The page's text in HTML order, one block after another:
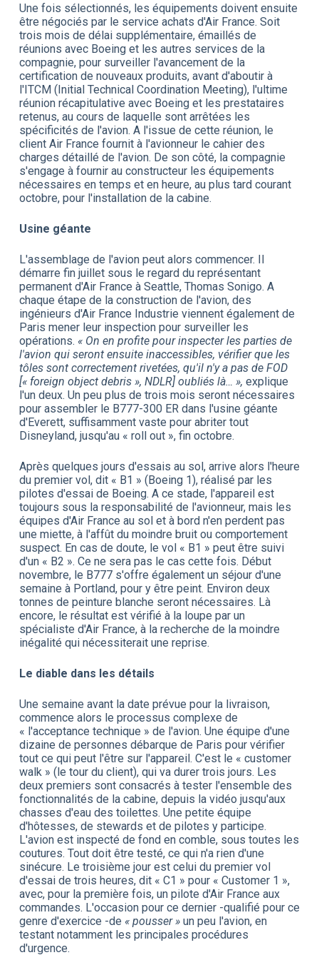
Une fois sélectionnés, les équipements doivent ensuite
être négociés par le service achats d'Air France. Soit
trois mois de délai supplémentaire, émaillés de
réunions avec Boeing et les autres services de la
compagnie, pour surveiller l'avancement de la
certification de nouveaux produits, avant d'aboutir à
l'ITCM (Initial Technical Coordination Meeting), l'ultime
réunion récapitulative avec Boeing et les prestataires
retenus, au cours de laquelle sont arrêtées les
spécificités de l'avion. A l'issue de cette réunion, le
client Air France fournit à l'avionneur le cahier des
charges détaillé de l'avion. De son côté, la compagnie
s'engage à fournir au constructeur les équipements
nécessaires en temps et en heure, au plus tard courant
octobre, pour l'installation de la cabine.
Usine géante
L'assemblage de l'avion peut alors commencer. Il
démarre fin juillet sous le regard du représentant
permanent d'Air France à Seattle, Thomas Sonigo. A
chaque étape de la construction de l'avion, des
ingénieurs d'Air France Industrie viennent également de
Paris mener leur inspection pour surveiller les
opérations. « On en profite pour inspecter les parties de
l'avion qui seront ensuite inaccessibles, vérifier que les
tôles sont correctement rivetées, qu'il n'y a pas de FOD
[« foreign object debris », NDLR] oubliés là… », explique
l'un deux. Un peu plus de trois mois seront nécessaires
pour assembler le B777-300 ER dans l'usine géante
d'Everett, suffisamment vaste pour abriter tout
Disneyland, jusqu'au « roll out », fin octobre.
Après quelques jours d'essais au sol, arrive alors l'heure
du premier vol, dit « B1 » (Boeing 1), réalisé par les
pilotes d'essai de Boeing. A ce stade, l'appareil est
toujours sous la responsabilité de l'avionneur, mais les
équipes d'Air France au sol et à bord n'en perdent pas
une miette, à l'affût du moindre bruit ou comportement
suspect. En cas de doute, le vol « B1 » peut être suivi
d'un « B2 ». Ce ne sera pas le cas cette fois. Début
novembre, le B777 s'offre également un séjour d'une
semaine à Portland, pour y être peint. Environ deux
tonnes de peinture blanche seront nécessaires. Là
encore, le résultat est vérifié à la loupe par un
spécialiste d'Air France, à la recherche de la moindre
inégalité qui nécessiterait une reprise.
Le diable dans les détails
Une semaine avant la date prévue pour la livraison,
commence alors le processus complexe de
« l'acceptance technique » de l'avion. Une équipe d'une
dizaine de personnes débarque de Paris pour vérifier
tout ce qui peut l'être sur l'appareil. C'est le « customer
walk » (le tour du client), qui va durer trois jours. Les
deux premiers sont consacrés à tester l'ensemble des
fonctionnalités de la cabine, depuis la vidéo jusqu'aux
chasses d'eau des toilettes. Une petite équipe
d'hôtesses, de stewards et de pilotes y participe.
L'avion est inspecté de fond en comble, sous toutes les
coutures. Tout doit être testé, ce qui n'a rien d'une
sinécure. Le troisième jour est celui du premier vol
d'essai de trois heures, dit « C1 » pour « Customer 1 »,
avec, pour la première fois, un pilote d'Air France aux
commandes. L'occasion pour ce dernier -qualifié pour ce
genre d'exercice -de « pousser »un peu l'avion, en
testant notamment les principales procédures
d'urgence.